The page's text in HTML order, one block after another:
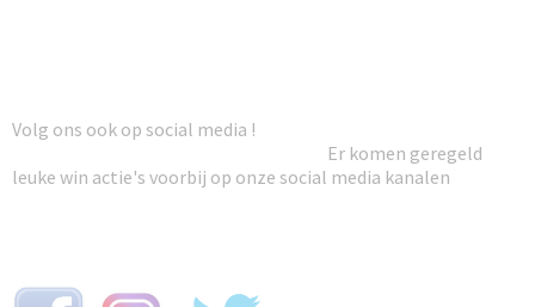
Volg ons ook op social media !
Er komen geregeld
leuke win actie's voorbij op onze social media kanalen